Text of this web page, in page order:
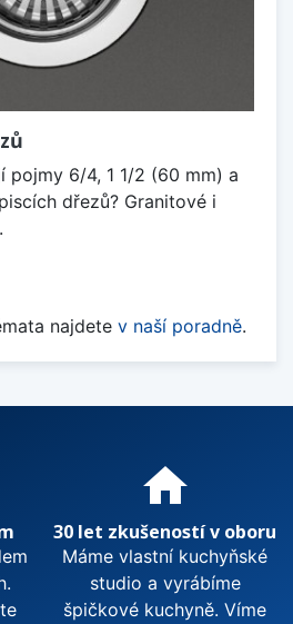
pojmy 6/4, 1 1/2 (60 mm) a
dřezů? Granitové i
najdete v naší poradně.
home
30 let zkušeností v oboru
Máme vlastní kuchyňské
studio a vyrábíme
špičkové kuchyně. Víme